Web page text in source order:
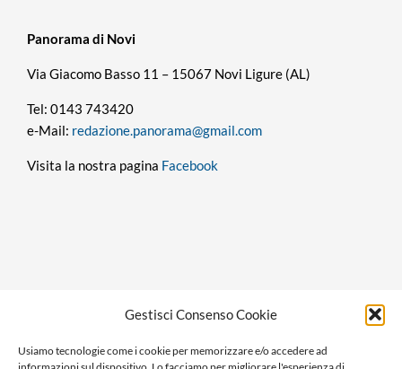
Gestisci Consenso Cookie
Usiamo tecnologie come i cookie per memorizzare e/o accedere ad
Panorama di Novi
Via Giacomo Basso 11 – 15067 Novi Ligure (AL)
Tel: 0143 743420
e-Mail: redazione.panorama@gmail.com
Visita la nostra pagina Facebook
Ragione sociale: Panorama S.r.l.